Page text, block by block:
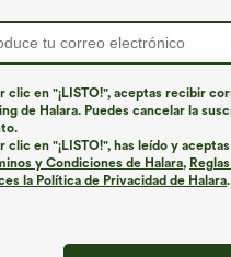
clic en "¡LISTO!", aceptas recibir
de Halara. Puedes cancelar la
clic en "¡LISTO!", has leído y aceptas
y Condiciones de Halara,
la Política de Privacidad de Halara.